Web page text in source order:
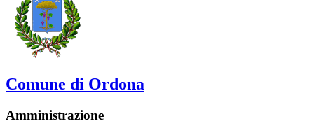
Comune di Ordona
Amministrazione